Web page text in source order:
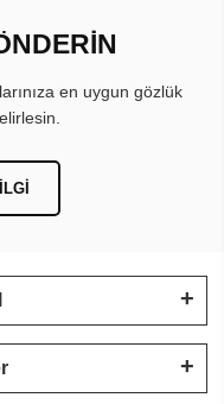
en uygun gözlük